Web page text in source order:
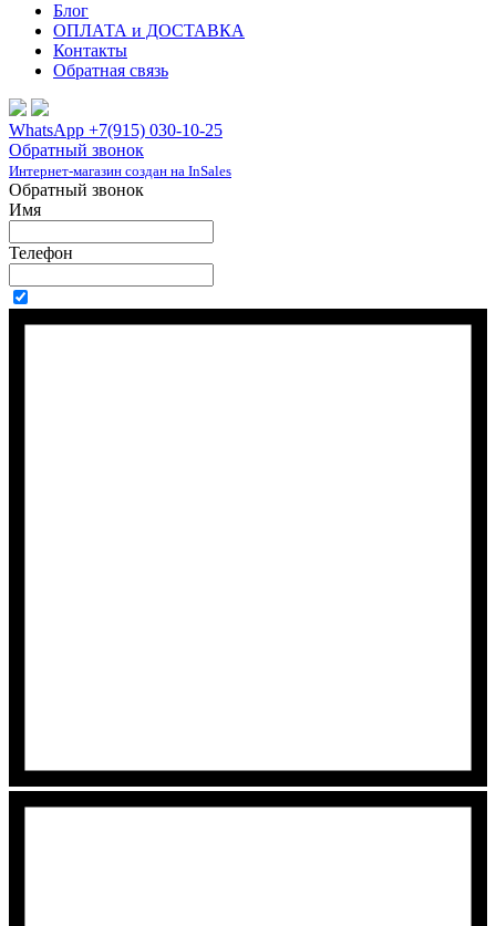
Блог
ОПЛАТА и ДОСТАВКА
Контакты
Обратная связь
WhatsApp +7(915) 030-10-25
Обратный звонок
Интернет-магазин создан на InSales
Обратный звонок
Имя
Телефон